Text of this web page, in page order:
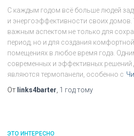
С каждым годом всё больше людей
и энергоэффективности своих домов.
важным аспектом не только для
период, но и для создания
помещениях в любое время года.
современных и эффективных решений
являются термопанели, особенно с
От links4barter 1 годтому
ЭТО ИНТЕРЕСНО